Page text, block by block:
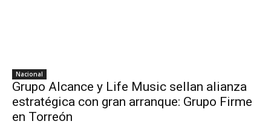
Nacional
Grupo Alcance y Life Music sellan alianza
estratégica con gran arranque: Grupo Firme
en Torreón